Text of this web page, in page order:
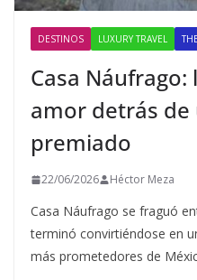
DESTINOS LUXURY TRAVEL
Casa
amor detrás de
premiado
22/06/2026 Héctor Meza
Casa Náufrago se fraguó
terminó convirtiéndose en
más prometedores de